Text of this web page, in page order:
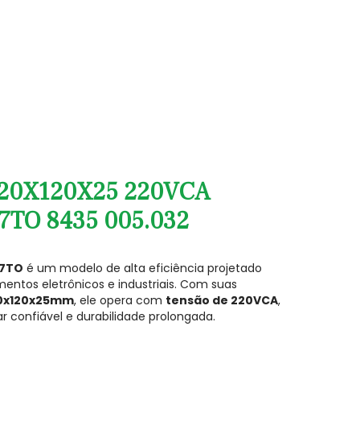
220VCA
8435 005.032
é um modelo de alta eficiência projetado
eletrônicos e industriais. Com suas
, ele opera com tensão de 220VCA,
confiável e durabilidade prolongada.